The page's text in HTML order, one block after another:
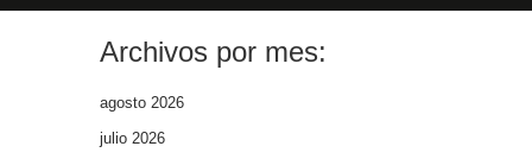
Archivos por mes:
agosto 2026
julio 2026